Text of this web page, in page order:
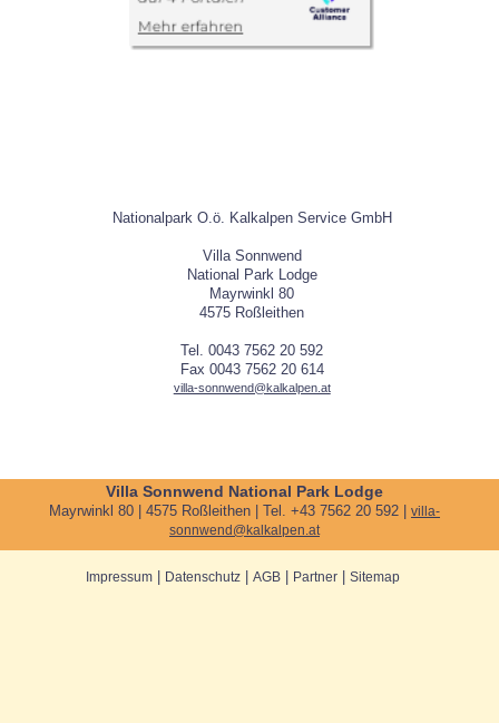
Nationalpark O.ö. Kalkalpen Service GmbH
Villa Sonnwend
National Park Lodge
Mayrwinkl 80
4575 Roßleithen
Tel. 0043 7562 20 592
Fax 0043 7562 20 614
villa-sonnwend@kalkalpen.at
Villa Sonnwend National Park Lodge
Mayrwinkl 80 | 4575 Roßleithen | Tel. +43 7562 20 592 |villa-
sonnwend@kalkalpen.at
Impressum| Datenschutz| AGB| Partner| Sitemap